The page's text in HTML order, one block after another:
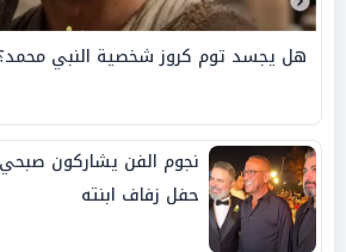
هل يجسد توم كروز شخصية النبي
نجوم الفن يشاركون
حفل زفاف ابنته